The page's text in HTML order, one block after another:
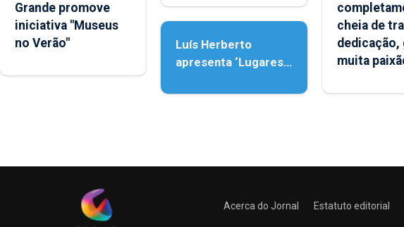
Grande promove
iniciativa "Museus
no Verão"
Assunção
Luís Herberto
apresenta ‘Lugares
cheia de
dedicação,
muita
Acerca do Jornal Estatuto editorial